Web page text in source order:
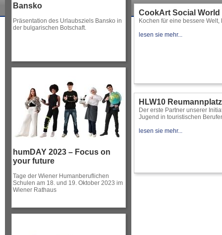
Bansko
Präsentation des Urlaubsziels Bansko in
der bulgarischen Botschaft.
humDAY 2023 – Focus on
your future
Tage der Wiener Humanberuflichen
Schulen am 18. und 19. Oktober 2023 im
Wiener Rathaus
CookArt Social World
Kochen für eine bessere Welt,
lesen sie mehr...
HLW10 Reumannplatz
Der erste Partner unserer
Jugend in touristischen
lesen sie mehr...